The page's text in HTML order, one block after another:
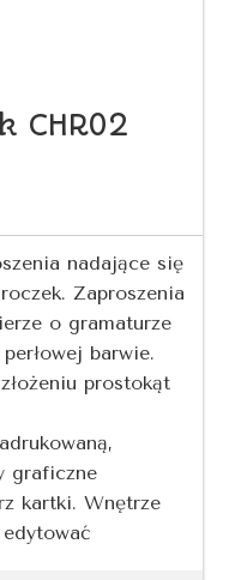
nadające się
Zaproszenia
o gramaturze
barwie.
prostokąt
graficzne
kartki. Wnętrze